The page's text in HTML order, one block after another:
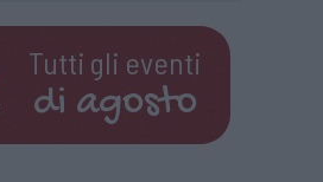
Tutti gli eventi
di agosto